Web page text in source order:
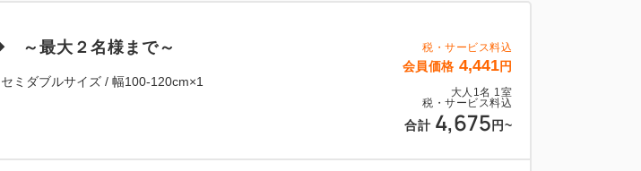
税・サービス料込
会員価格 4,441円
大人 1名 1室
税・サービス料込
合計 4,675 円~
～最大２名様まで～
セミダブルサイズ / 幅100-120cm×1